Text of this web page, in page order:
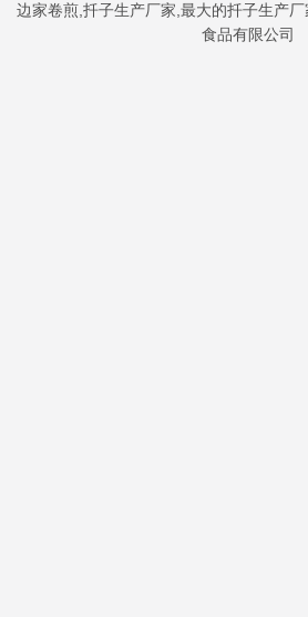
边家卷煎,扦子生产厂家,最大的扦子生产
食品有限公司